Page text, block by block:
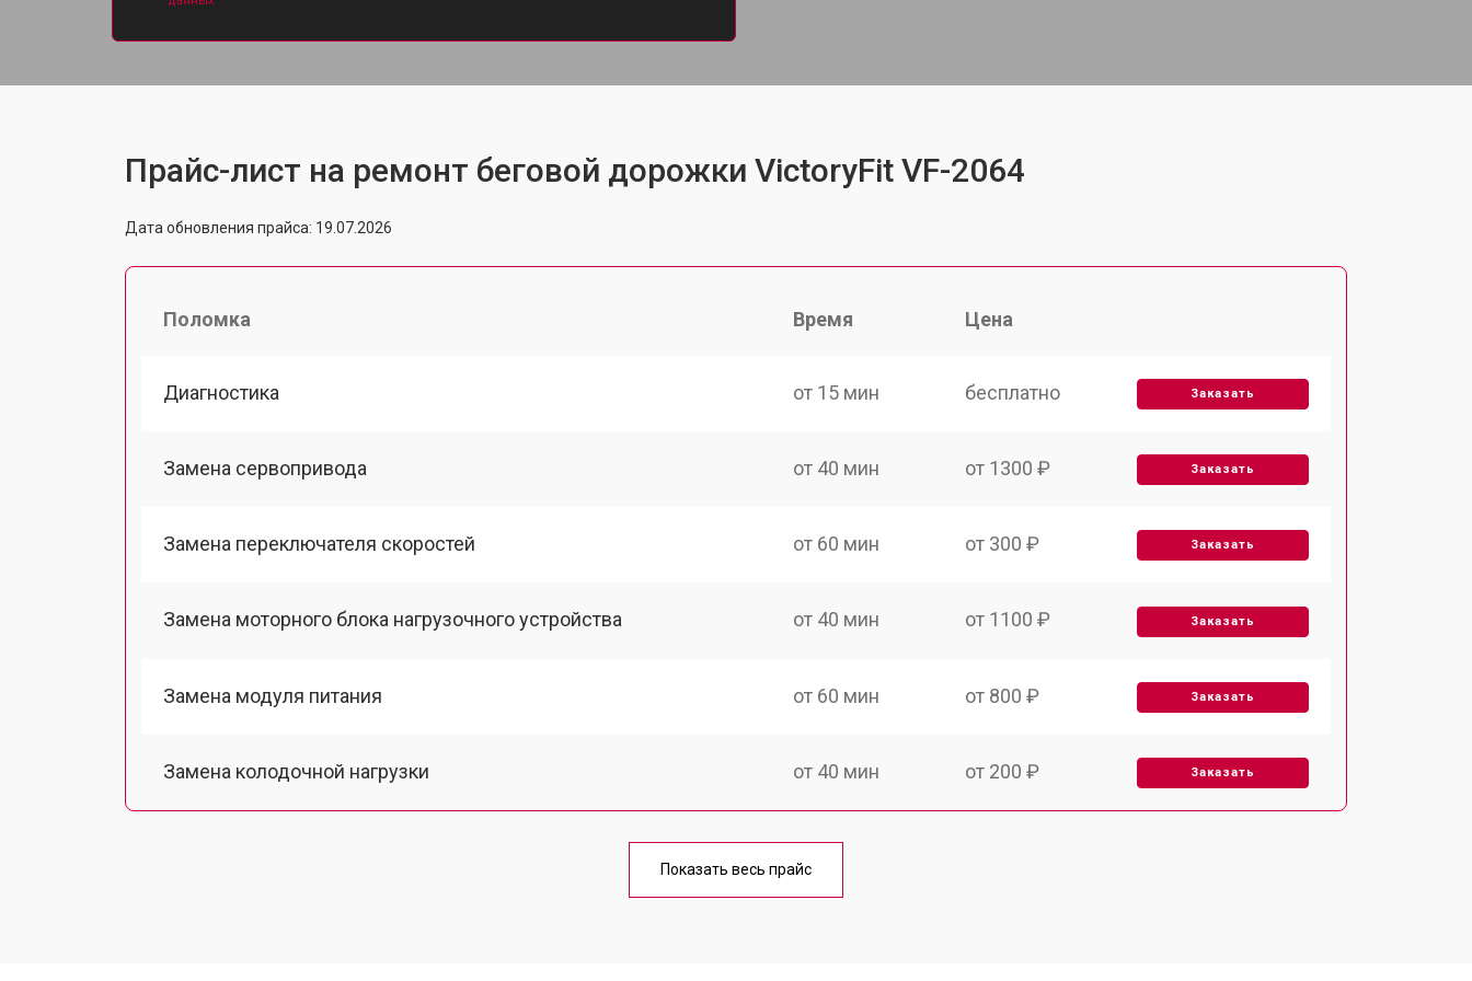
Прайс-лист на ремонт беговой дорожки VictoryFit VF-2064
Дата обновления прайса: 19.07.2026
Поломка Время Цена
Диагностика от 15 мин бесплатно Заказать
Замена сервопривода от 40 мин от 1300 ₽ Заказать
Замена переключателя скоростей от 60 мин от 300 ₽ Заказать
Замена моторного блока нагрузочного устройства от 40 мин от 1100 ₽ Заказать
Замена модуля питания от 60 мин от 800 ₽ Заказать
Замена колодочной нагрузки от 40 мин от 200 ₽ Заказать
от 70 мин
Показать весь прайс